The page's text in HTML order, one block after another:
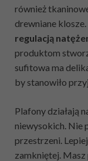
również
drewniane
regulacją
produktom
sufitowa ma
by stanowiło
Plafony działają
niewysokich. Nie
przestrzeni.
zamkniętej. Masz